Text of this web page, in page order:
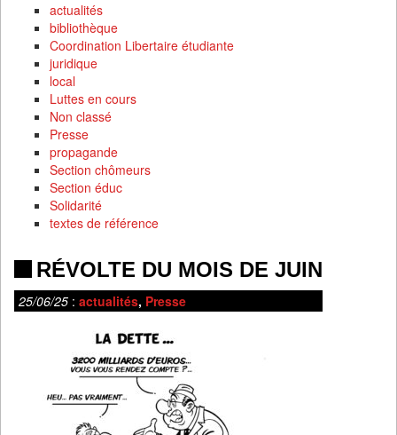
actualités
bibliothèque
Coordination Libertaire étudiante
juridique
local
Luttes en cours
Non classé
Presse
propagande
Section chômeurs
Section éduc
Solidarité
textes de référence
RÉVOLTE DU MOIS DE JUIN
25/06/25 : actualités, Presse